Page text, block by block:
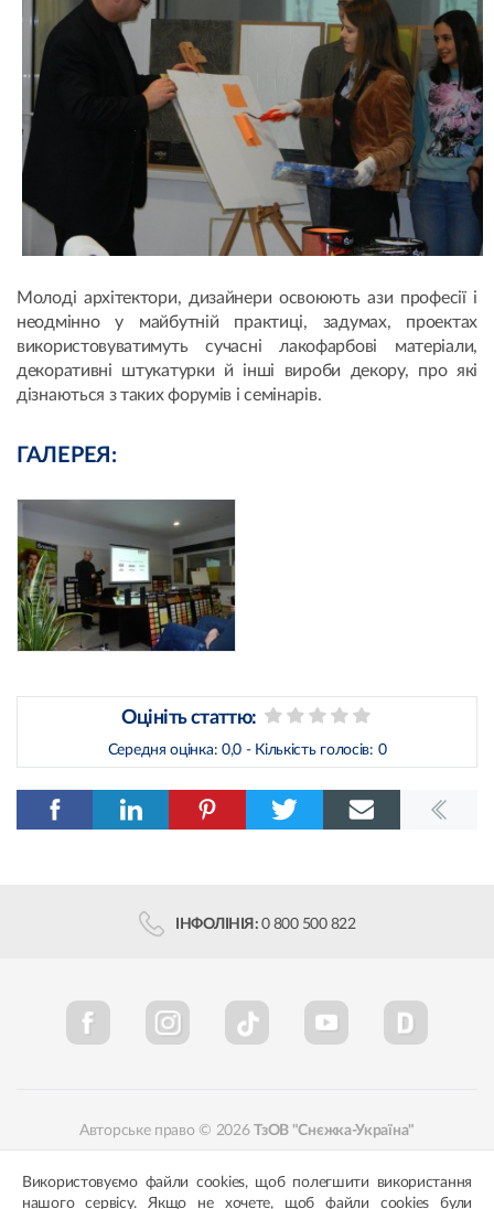
Молоді архітектори, дизайнери освоюють ази професії і
неодмінно у майбутній практиці, задумах, проектах
використовуватимуть сучасні лакофарбові матеріали,
декоративні штукатурки й інші вироби декору, про які
дізнаються з таких форумів і семінарів.
ГАЛЕРЕЯ:
Оцініть статтю:
Середня оцінка: 0,0 - Кількість голосів: 0
ІНФОЛІНІЯ: 0 800 500 822
Авторське право © 2026ТзОВ "Снєжка-Україна"
Політика конфіденційності Відповідність кольорів
Використовуємо файли cookies, щоб полегшити використання
нашого сервісу. Якщо не хочете, щоб файли cookies були